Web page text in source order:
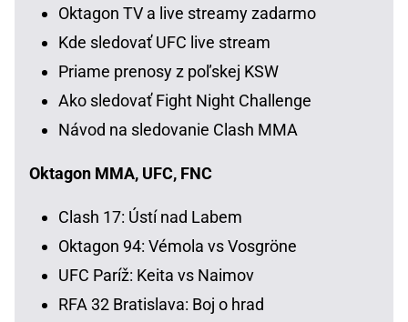
Oktagon TV a live streamy zadarmo
Kde sledovať UFC live stream
Priame prenosy z poľskej KSW
Ako sledovať Fight Night Challenge
Návod na sledovanie Clash MMA
Oktagon MMA, UFC, FNC
Clash 17: Ústí nad Labem
Oktagon 94: Vémola vs Vosgröne
UFC Paríž: Keita vs Naimov
RFA 32 Bratislava: Boj o hrad